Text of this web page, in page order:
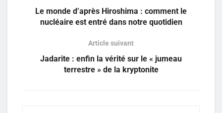
Le monde d’après Hiroshima : comment le
nucléaire est entré dans notre quotidien
Article suivant
Jadarite : enfin la vérité sur le « jumeau
terrestre » de la kryptonite